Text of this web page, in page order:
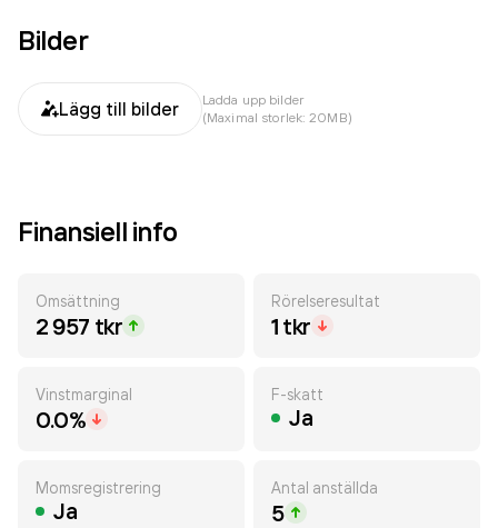
Bilder
Lägg till bilder
Ladda upp bilder
(Maximal storlek: 20MB)
Finansiell info
Omsättning
2 957 tkr
Rörelseresultat
1 tkr
Vinstmarginal
0.0%
F-skatt
Ja
Momsregistrering
Ja
Antal anställda
5